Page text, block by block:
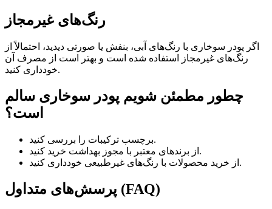
رنگ‌های غیرمجاز
اگر پودر سوخاری با رنگ‌های آبی، بنفش یا صورتی دیدید، احتمالاً از
رنگ‌های غیرمجاز استفاده شده است و بهتر است از مصرف آن
خودداری کنید.
چطور مطمئن شویم پودر سوخاری سالم
است؟
برچسب ترکیبات را بررسی کنید.
از برندهای معتبر با مجوز بهداشت خرید کنید.
از خرید محصولات با رنگ‌های غیرطبیعی خودداری کنید.
پرسش‌های متداول (FAQ)